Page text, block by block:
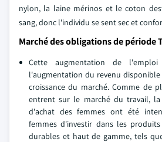
nylon, la laine mérinos et le coton
sang, donc l'individu se sent sec et
Marché des obligations de période
Cette augmentation de
l'augmentation du revenu
croissance du marché. Comme de
entrent sur le marché du travail,
d'achat des femmes ont été
femmes d'investir dans les
durables et haut de gamme, tels